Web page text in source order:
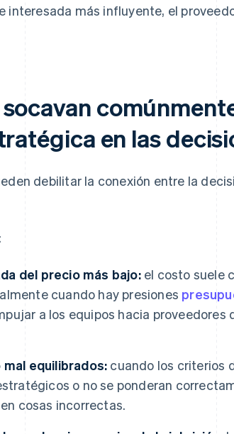
interesada más influyente, el
en las
debilitar la conexión entre la
del precio más bajo:el costo suele
cuando hay presiones
a los equipos hacia proveedores
equilibrados: cuando los criterios
o no se ponderan
cosas incorrectas.